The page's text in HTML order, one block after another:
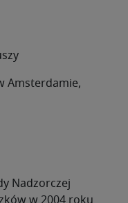
Amsterdamie,
Nadzorczej
w 2004 roku